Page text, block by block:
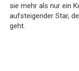
sie mehr als nur ein
aufsteigender Star,
geht.